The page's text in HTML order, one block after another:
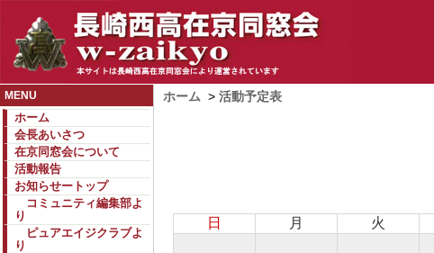
MENU
ホーム
会長あいさつ
在京同窓会について
活動報告
お知らせートップ
コミュニティ編集部よ
り
ピュアエイジクラブよ
り
ホーム > 活動予定表
日 月 火